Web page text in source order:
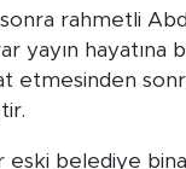
sonra rahmetli
yayın
etmesinden
eski belediye